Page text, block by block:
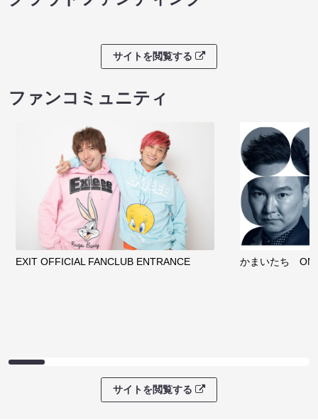
サイトを閲覧する
ファンコミュニティ
EXIT OFFICIAL FANCLUB ENTRANCE かまいたち
サイトを閲覧する